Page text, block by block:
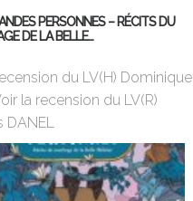
PERSONNES – RÉCITS DU
DE LA BELLE…
du LV(H) Dominique
la recension du LV(R)
DANEL